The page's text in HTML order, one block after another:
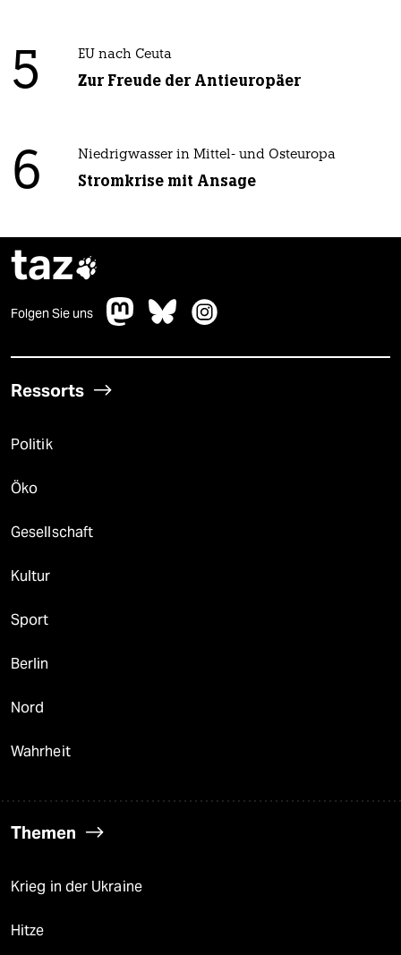
5 EU nach Ceuta
Zur Freude der Antieuropäer
6 Niedrigwasser in Mittel- und Osteuropa
Stromkrise mit Ansage
taz
Folgen Sie uns
Ressorts
Politik
Öko
Gesellschaft
Kultur
Sport
Berlin
Nord
Wahrheit
Themen
Krieg in der Ukraine
Hitze